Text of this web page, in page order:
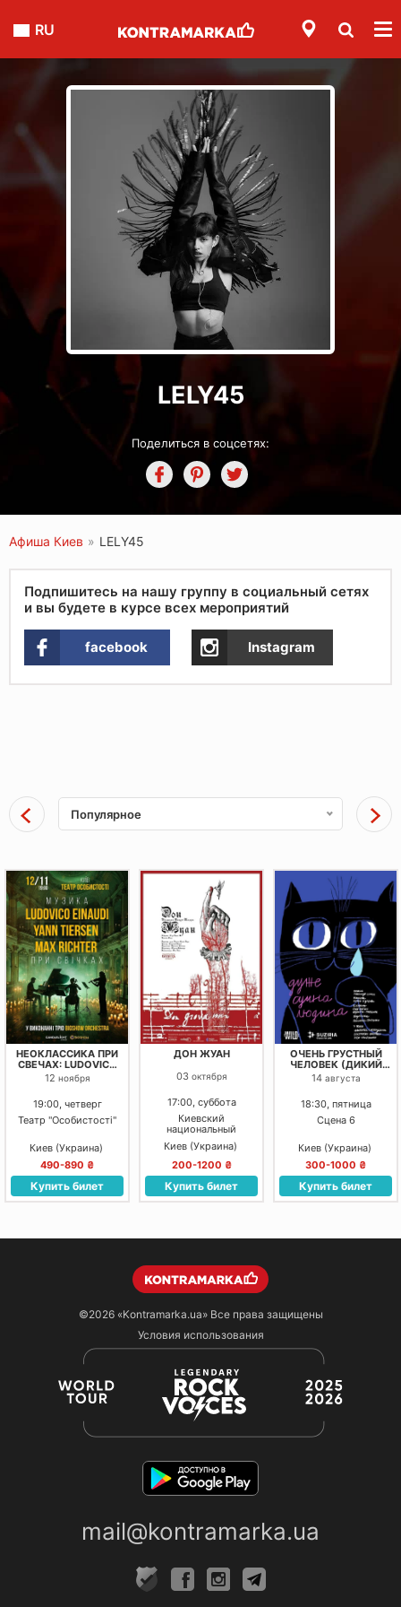
RU
LELY45
Поделиться в соцсетях:
Афиша Киев » LELY45
Подпишитесь на нашу группу в социальный сетях
и вы будете в курсе всех мероприятий
facebook Instagram
Популярное
НЕОКЛАССИКА ПРИ
СВЕЧАХ: LUDOVICO
EINAUDI, YANN
TIERSEN, MAX
12 ноября
19:00, четверг
Театр "Особистості"
Киев (Украина)
490-890 ₴
Купить билет
ДОН ЖУАН
03 октября
17:00, суббота
Киевский
национальный
академический театр
оперетты
Киев (Украина)
200-1200 ₴
Купить билет
ОЧЕНЬ ГРУСТНЫЙ
ЧЕЛОВЕК (ДИКИЙ
ТЕАТР)
14 августа
18:30, пятница
Сцена 6
Киев (Украина)
300-1000 ₴
Купить билет
©2026 «Kontramarka.ua»Все права защищены
Условия использования
mail@kontramarka.ua